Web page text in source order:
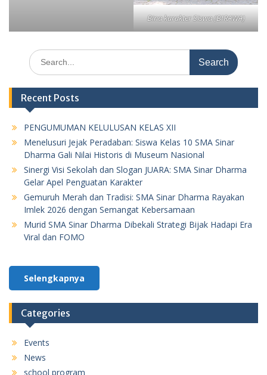
Bina karakter Siswa (BIRAWA)
Search
for:
Recent Posts
PENGUMUMAN KELULUSAN KELAS XII
Menelusuri Jejak Peradaban: Siswa Kelas 10 SMA Sinar
Dharma Gali Nilai Historis di Museum Nasional
Sinergi Visi Sekolah dan Slogan JUARA: SMA Sinar Dharma
Gelar Apel Penguatan Karakter
Gemuruh Merah dan Tradisi: SMA Sinar Dharma Rayakan
Imlek 2026 dengan Semangat Kebersamaan
Murid SMA Sinar Dharma Dibekali Strategi Bijak Hadapi Era
Viral dan FOMO
Selengkapnya
Categories
Events
News
school program